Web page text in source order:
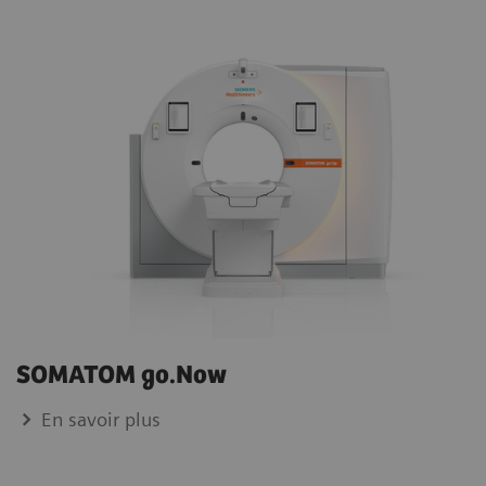
SOMATOM go.Now
En savoir plus